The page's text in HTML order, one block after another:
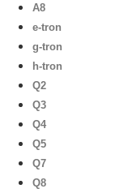
A8
e-tron
g-tron
h-tron
Q2
Q3
Q4
Q5
Q7
Q8